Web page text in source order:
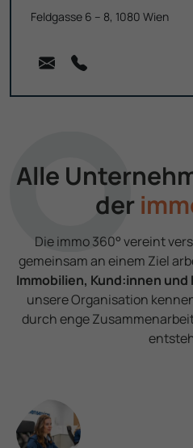
Feldgasse 6 – 8, 1080 Wien
Alle
der
Die immo 360° vereint
gemeinsam an einem Ziel
Immobilien, Kund:innen
unsere Organisation
durch enge